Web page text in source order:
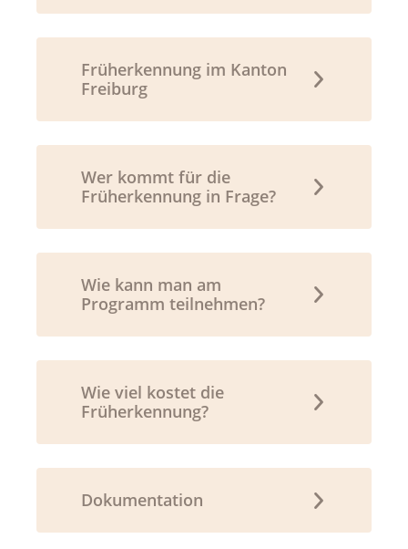
Früherkennung im Kanton
Freiburg
Wer kommt für die
Früherkennung in Frage?
Wie kann man am
Programm teilnehmen?
Wie viel kostet die
Früherkennung?
Dokumentation